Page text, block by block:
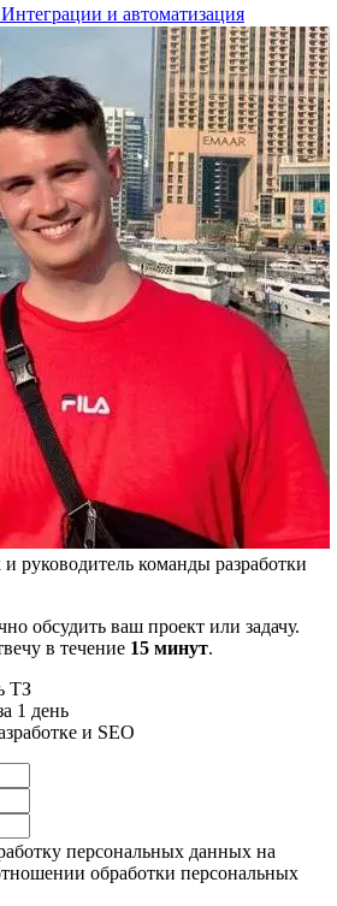
и автоматизация
и руководитель команды разработки
обсудить ваш проект или задачу.
в течение 15 минут.
ТЗ
1 день
и SEO
персональных данных на
обработки персональных